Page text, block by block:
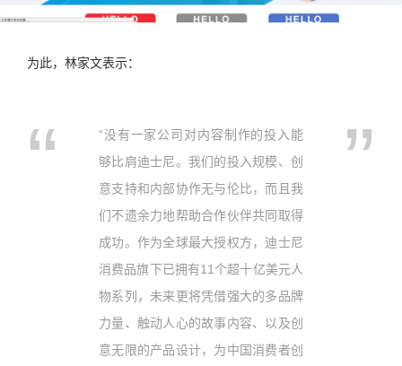
为此，林家文表示：
“没有一家公司对内容制作的投入能
够比肩迪士尼。我们的投入规模、创
意支持和内部协作无与伦比，而且我
们不遗余力地帮助合作伙伴共同取得
成功。作为全球最大授权方，迪士尼
消费品旗下已拥有11个超十亿美元人
物系列，未来更将凭借强大的多品牌
力量、触动人心的故事内容、以及创
意无限的产品设计，为中国消费者创